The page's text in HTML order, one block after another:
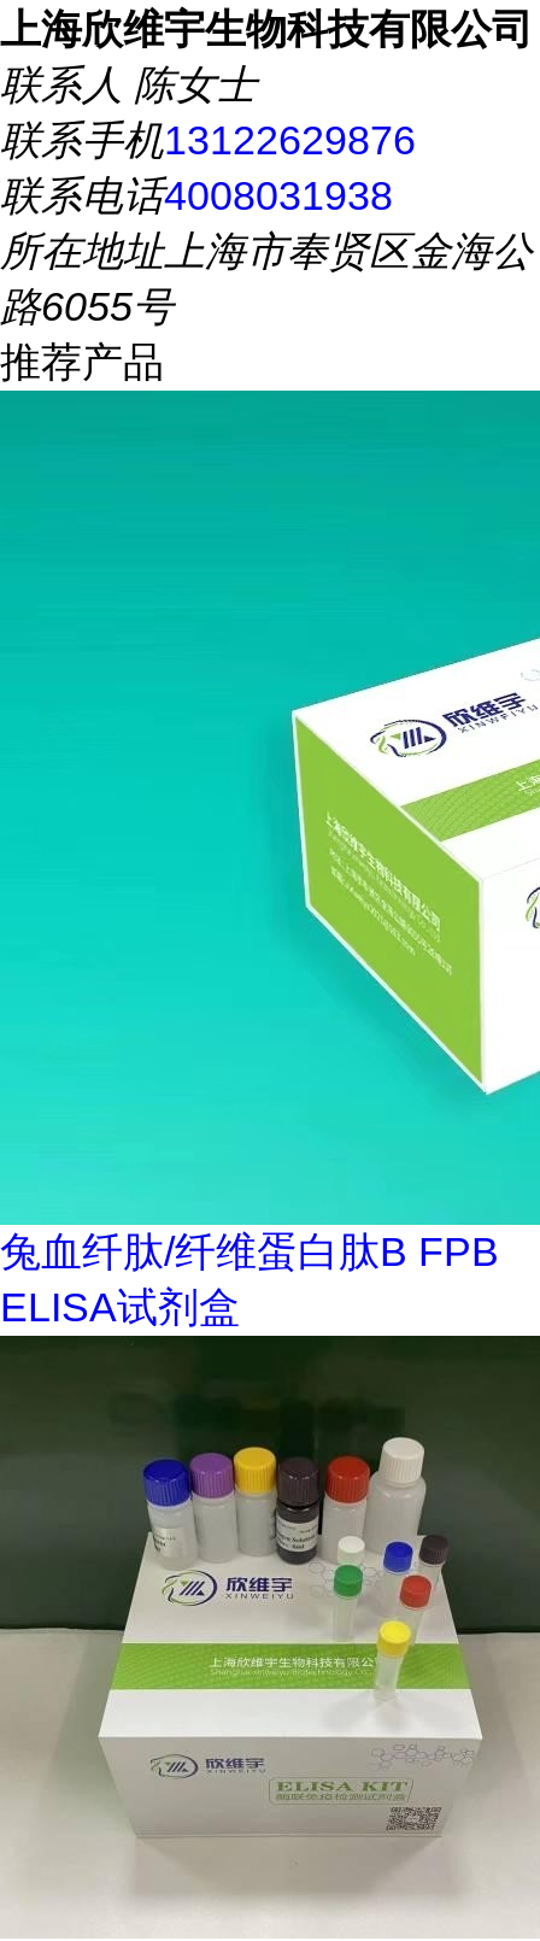
上海欣维宇生物科技有限公司
联系人 陈女士
联系手机13122629876
联系电话4008031938
所在地址上海市奉贤区金海公
路6055号
推荐产品
兔血纤肽/纤维蛋白肽B FPB
ELISA试剂盒